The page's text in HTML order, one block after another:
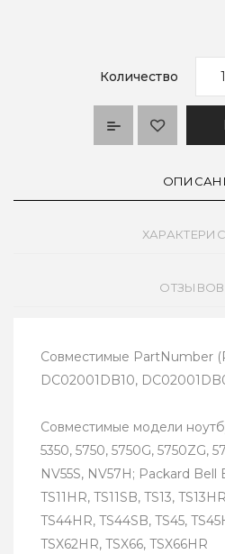
Количество
ОТЗЫВОВ
Совместимые PartNumber
DC02001DB10,
Совместимые модели
5350, 5750, 5750G, 5750ZG,
NV55S, NV57H; Packard Bell
TS11HR, TS11SB, TS13,
TS44HR, TS44SB, TS45,
TSX62HR, TSX66, TSX66HR